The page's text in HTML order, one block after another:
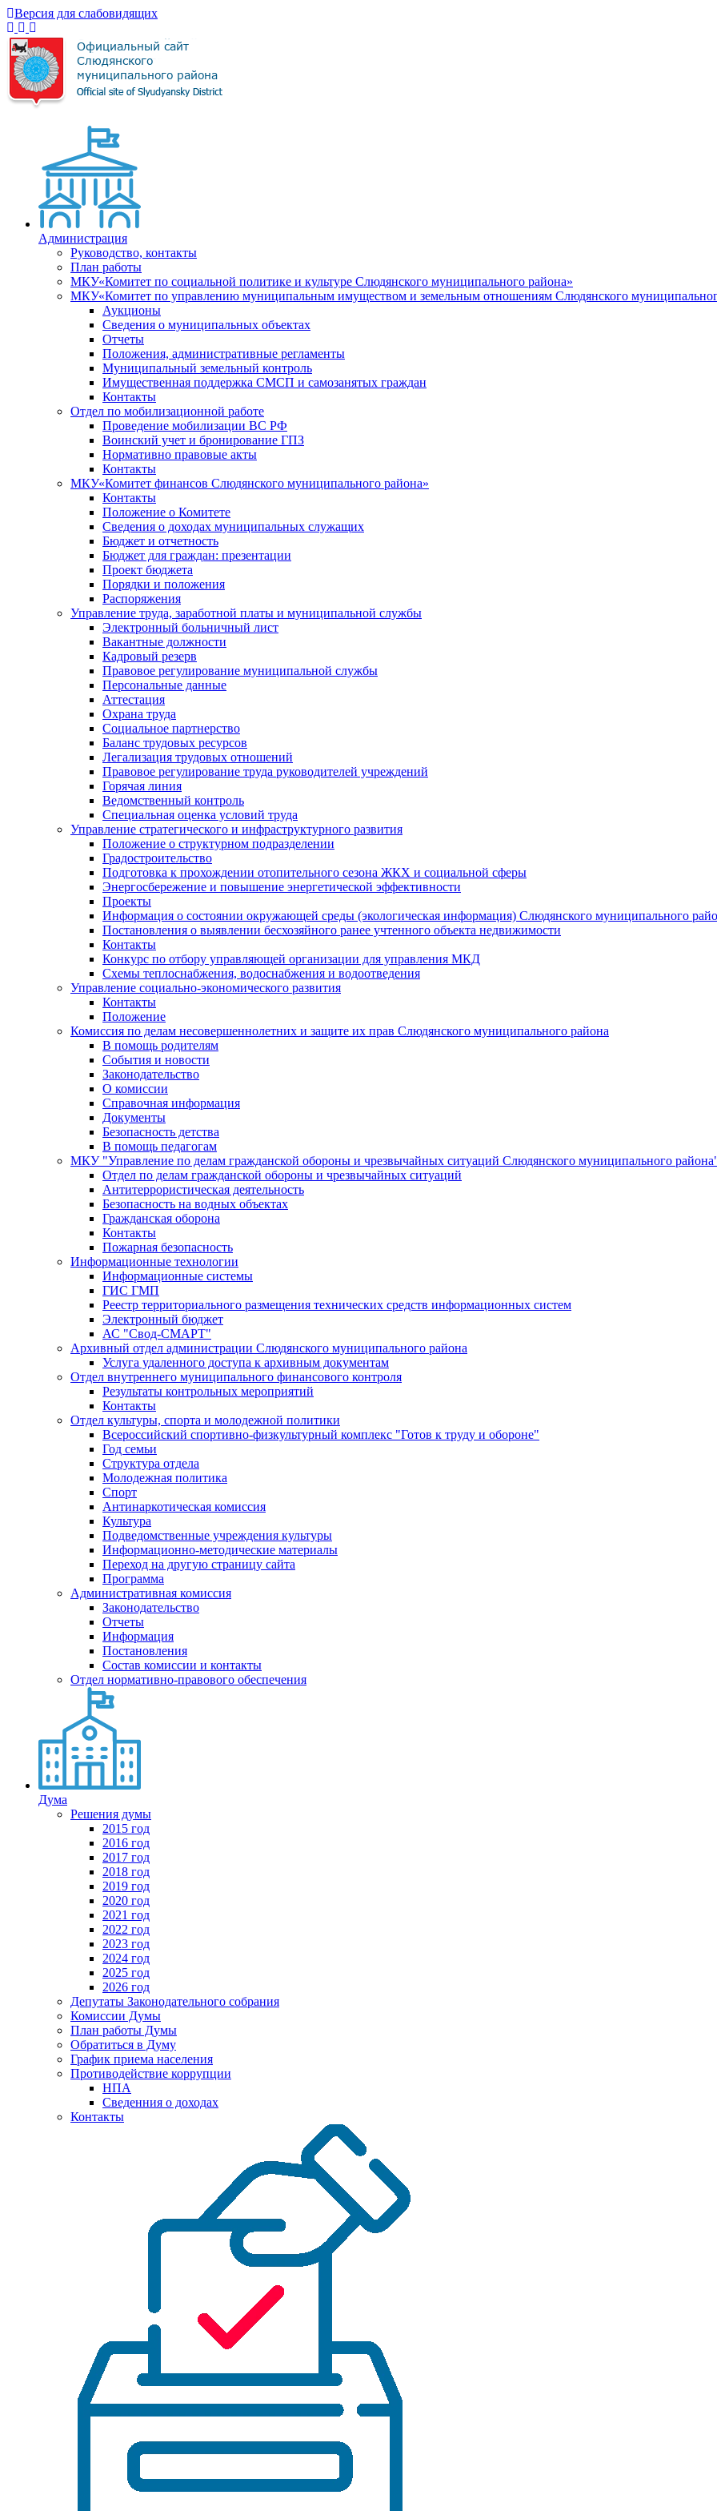
Версия для слабовидящих
Администрация
Руководство, контакты
План работы
МКУ«Комитет по социальной политике и культуре Слюдянского муниципального района»
МКУ«Комитет по управлению муниципальным имуществом и земельным отношениям Слюдянского
Аукционы
Сведения о муниципальных объектах
Отчеты
Положения, административные регламенты
Муниципальный земельный контроль
Имущественная поддержка СМСП и самозанятых граждан
Контакты
Отдел по мобилизационной работе
Проведение мобилизации ВС РФ
Воинский учет и бронирование ГПЗ
Нормативно правовые акты
Контакты
МКУ«Комитет финансов Слюдянского муниципального района»
Контакты
Положение о Комитете
Сведения о доходах муниципальных служащих
Бюджет и отчетность
Бюджет для граждан: презентации
Проект бюджета
Порядки и положения
Распоряжения
Управление труда, заработной платы и муниципальной службы
Электронный больничный лист
Вакантные должности
Кадровый резерв
Правовое регулирование муниципальной службы
Персональные данные
Аттестация
Охрана труда
Социальное партнерство
Баланс трудовых ресурсов
Легализация трудовых отношений
Правовое регулирование труда руководителей учреждений
Горячая линия
Ведомственный контроль
Специальная оценка условий труда
Управление стратегического и инфраструктурного развития
Положение о структурном подразделении
Градостроительство
Подготовка к прохождении отопительного сезона ЖКХ и социальной сферы
Энергосбережение и повышение энергетической эффективности
Проекты
Информация о состоянии окружающей среды (экологическая информация) Слюдянского муниципального
Постановления о выявлении бесхозяйного ранее учтенного объекта недвижимости
Контакты
Конкурс по отбору управляющей организации для управления МКД
Схемы теплоснабжения, водоснабжения и водоотведения
Управление социально-экономического развития
Контакты
Положение
Комиссия по делам несовершеннолетних и защите их прав Слюдянского муниципального района
В помощь родителям
События и новости
Законодательство
О комиссии
Справочная информация
Документы
Безопасность детства
В помощь педагогам
МКУ "Управление по делам гражданской обороны и чрезвычайных ситуаций Слюдянского муниципального
Отдел по делам гражданской обороны и чрезвычайных ситуаций
Антитеррористическая деятельность
Безопасность на водных объектах
Гражданская оборона
Контакты
Пожарная безопасность
Информационные технологии
Информационные системы
ГИС ГМП
Реестр территориального размещения технических средств информационных систем
Электронный бюджет
АС "Свод-СМАРТ"
Архивный отдел администрации Слюдянского муниципального района
Услуга удаленного доступа к архивным документам
Отдел внутреннего муниципального финансового контроля
Результаты контрольных мероприятий
Контакты
Отдел культуры, спорта и молодежной политики
Всероссийский спортивно-физкультурный комплекс "Готов к труду и обороне"
Год семьи
Структура отдела
Молодежная политика
Спорт
Антинаркотическая комиссия
Культура
Подведомственные учреждения культуры
Информационно-методические материалы
Переход на другую страницу сайта
Программа
Административная комиссия
Законодательство
Отчеты
Информация
Постановления
Состав комиссии и контакты
Отдел нормативно-правового обеспечения
Дума
Решения думы
2015 год
2016 год
2017 год
2018 год
2019 год
2020 год
2021 год
2022 год
2023 год
2024 год
2025 год
2026 год
Депутаты Законодательного собрания
Комиссии Думы
План работы Думы
Обратиться в Думу
График приема населения
Противодействие коррупции
НПА
Сведенния о доходах
Контакты